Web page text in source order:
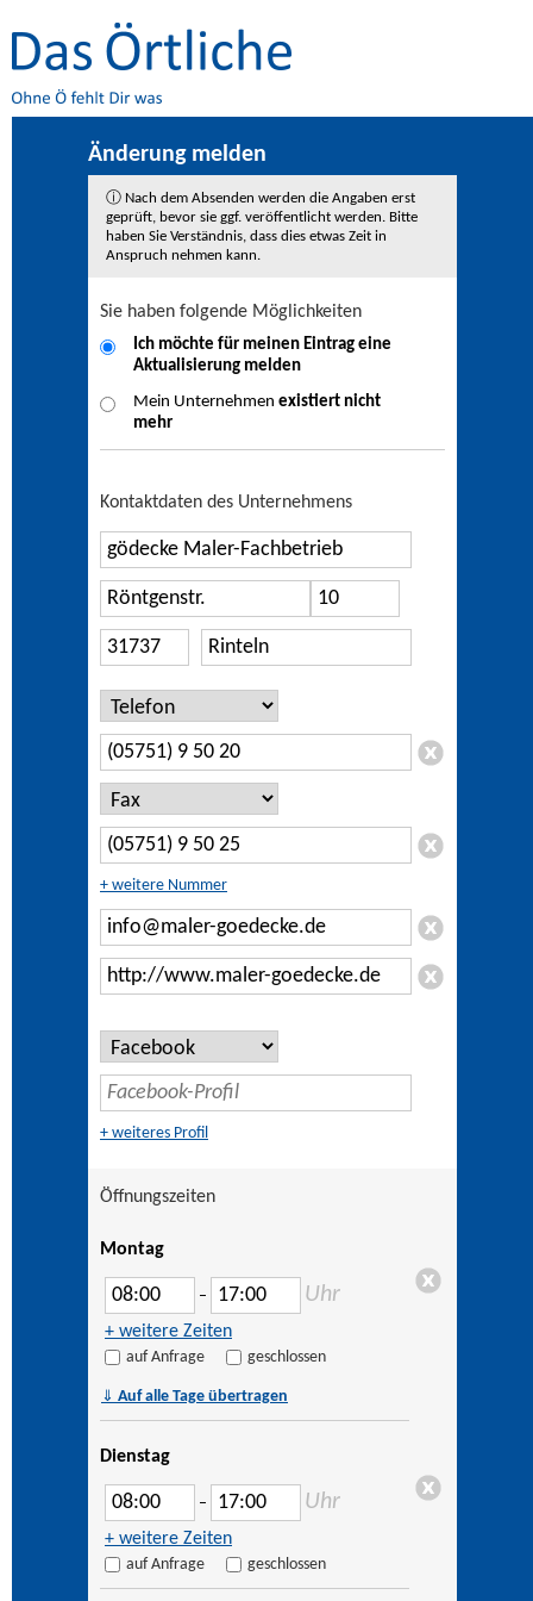
Änderung melden
ⓘ Nach dem Absenden werden die Angaben erst
geprüft, bevor sie ggf. veröffentlicht werden. Bitte
haben Sie Verständnis, dass dies etwas Zeit in
Anspruch nehmen kann.
Sie haben folgende Möglichkeiten
Ich möchte für meinen Eintrag eine
Aktualisierung melden
Mein Unternehmen existiert nicht
mehr
Kontaktdaten des Unternehmens
+ weitere Nummer
+ weiteres Profil
Öffnungszeiten
Montag
– Uhr
+ weitere Zeiten
auf Anfrage geschlossen
⇓ Auf alle Tage übertragen
Dienstag
– Uhr
+ weitere Zeiten
auf Anfrage geschlossen